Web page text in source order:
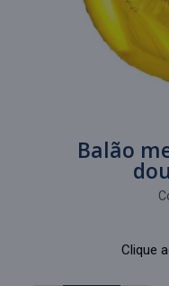
Balão
Clique